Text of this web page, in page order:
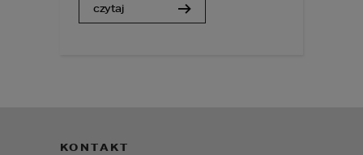
czytaj
KONTAKT